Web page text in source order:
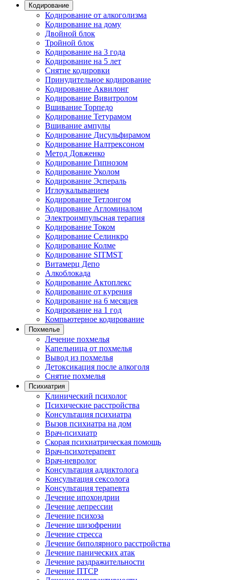
Кодирование
Кодирование от алкоголизма
Кодирование на дому
Двойной блок
Тройной блок
Кодирование на 3 года
Кодирование на 5 лет
Снятие кодировки
Принудительное кодирование
Кодирование Аквилонг
Кодирование Вивитролом
Вшивание Торпедо
Кодирование Тетурамом
Вшивание ампулы
Кодирование Дисульфирамом
Кодирование Налтрексоном
Метод Довженко
Кодирование Гипнозом
Кодирование Уколом
Кодирование Эспераль
Иглоукалыванием
Кодирование Тетлонгом
Кодирование Агломиналом
Электроимпульсная терапия
Кодирование Током
Кодирование Селинкро
Кодирование Колме
Кодирование SITMST
Витамерц Депо
Алкоблокада
Кодирование Актоплекс
Кодирование от курения
Кодирование на 6 месяцев
Кодирование на 1 год
Компьютерное кодирование
Похмелье
Лечение похмелья
Капельница от похмелья
Вывод из похмелья
Детоксикация после алкоголя
Снятие похмелья
Психиатрия
Клинический психолог
Психические расстройства
Консультация психиатра
Вызов психиатра на дом
Врач-психиатр
Скорая психиатрическая помощь
Врач-психотерапевт
Врач-невролог
Консультация аддиктолога
Консультация сексолога
Консультация терапевта
Лечение ипохондрии
Лечение депрессии
Лечение психоза
Лечение шизофрении
Лечение стресса
Лечение биполярного расстройства
Лечение панических атак
Лечение раздражительности
Лечение ПТСР